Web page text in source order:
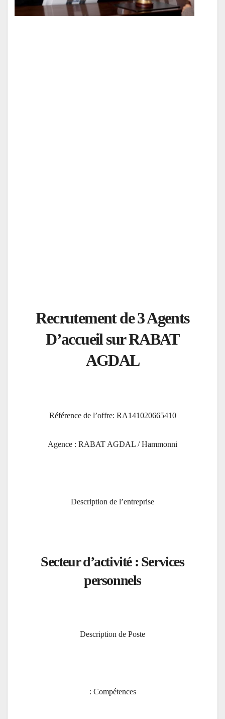
Recrutement de 3 Agents
D’accueilsur RABAT
AGDAL
Référence de l’offre: RA141020665410
Agence : RABAT AGDAL / Hammonni
Description de l’entreprise
Secteur d’activité : Services
personnels
Description de Poste
Compétences :